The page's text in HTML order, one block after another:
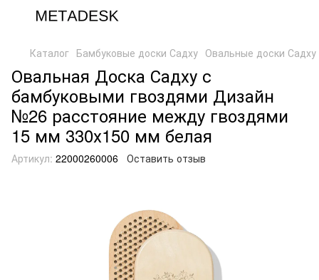
Каталог Бамбуковые доски Садху Овальные доски
Овальная Доска Садху с
бамбуковыми гвоздями Дизайн
№26 расстояние между гвоздями
15 мм 330х150 мм белая
Артикул: 22000260006 Оставить отзыв